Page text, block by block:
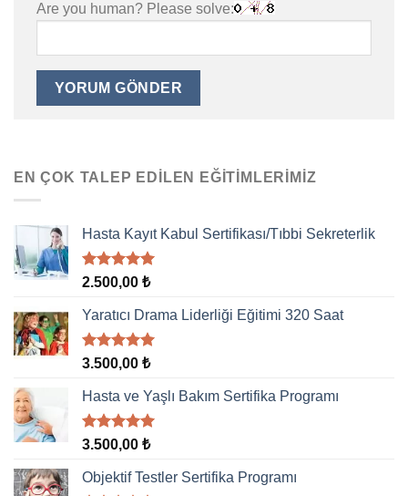
Are you human? Please solve:
EN ÇOK TALEP EDILEN EĞITIMLERIMIZ
Hasta Kayıt Kabul Sertifikası/Tıbbi Sekreterlik
5 üzerinden
aldı
2.500,00 ₺
Yaratıcı Drama Liderliği Eğitimi 320 Saat
5 üzerinden
aldı
3.500,00 ₺
Hasta ve Yaşlı Bakım Sertifika Programı
5 üzerinden
aldı
3.500,00 ₺
Objektif Testler Sertifika Programı